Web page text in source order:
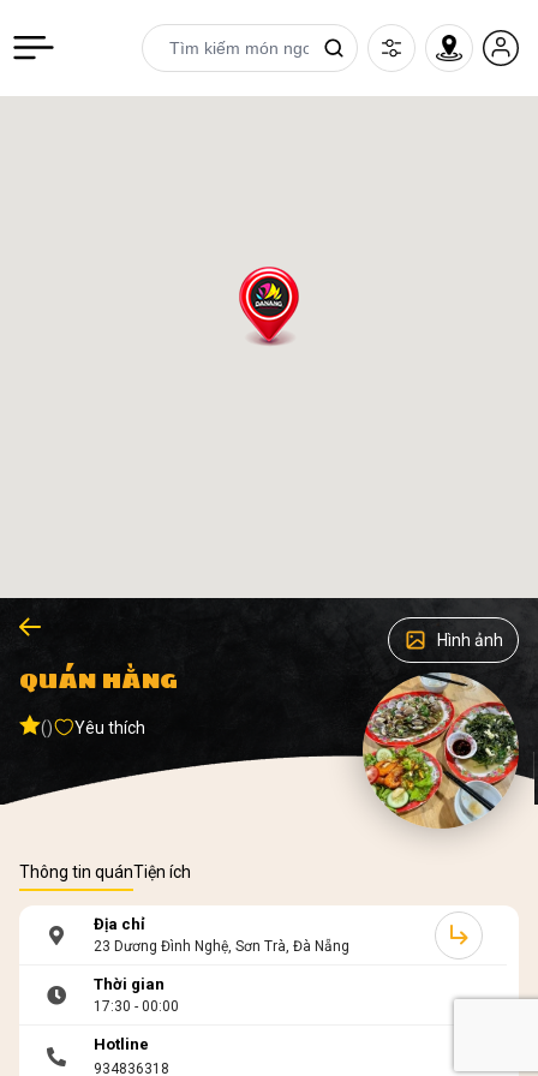
Hình ảnh
QUÁN HẰNG
() Yêu thích
Thông tin quánTiện ích
Địa chỉ
23 Dương Đình Nghệ, Sơn Trà, Đà Nẵng
Thời gian
17:30 - 00:00
Hotline
934836318